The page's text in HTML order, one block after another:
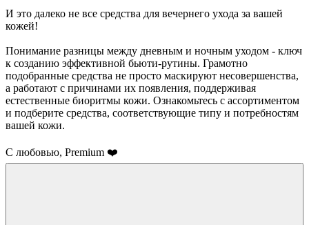
И это далеко не все средства для вечернего ухода за вашей
кожей!
Понимание разницы между дневным и ночным уходом - ключ
к созданию эффективной бьюти‑рутины. Грамотно
подобранные средства не просто маскируют несовершенства,
а работают с причинами их появления, поддерживая
естественные биоритмы кожи. Ознакомьтесь с ассортиментом
и подберите средства, соответствующие типу и потребностям
вашей кожи.
С любовью, Premium ❤️